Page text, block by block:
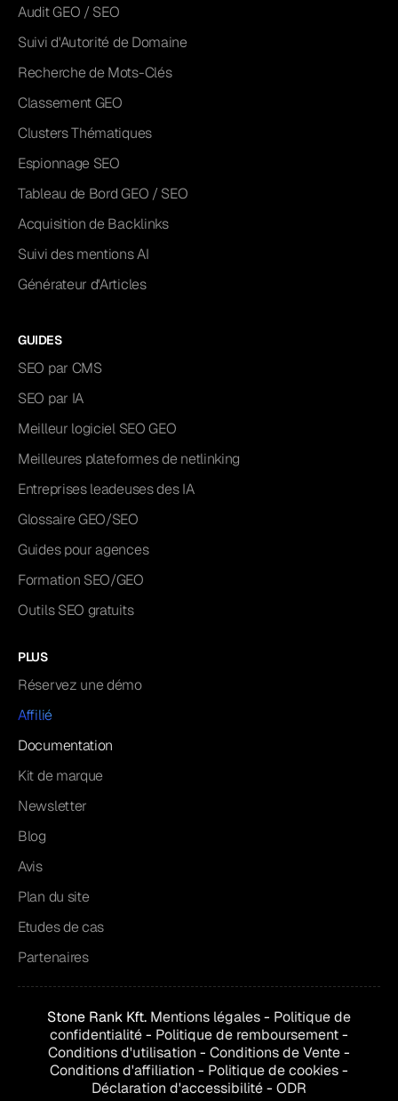
Audit GEO / SEO
Suivi d'Autorité de Domaine
Recherche de Mots-Clés
Classement GEO
Clusters Thématiques
Espionnage SEO
Tableau de Bord GEO / SEO
Acquisition de Backlinks
Suivi des mentions AI
Générateur d'Articles
GUIDES
SEO par CMS
SEO par IA
Meilleur logiciel SEO GEO
Meilleures plateformes de netlinking
Entreprises leadeuses des IA
Glossaire GEO/SEO
Guides pour agences
Formation SEO/GEO
Outils SEO gratuits
PLUS
Réservez une démo
Affilié
Documentation
Kit de marque
Newsletter
Blog
Avis
Plan du site
Etudes de cas
Partenaires
Stone Rank Kft. Mentions légales- Politique de
confidentialité- Politique de remboursement-
Conditions d'utilisation - Conditions deVente-
Conditions d'affiliation - Politique de cookies-
Déclaration d'accessibilité- ODR